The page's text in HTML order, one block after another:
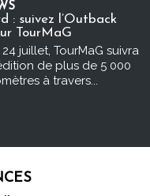
: suivez l’Outback
TourMaG
juillet, TourMaG suivra
de plus de 5 000
à travers...